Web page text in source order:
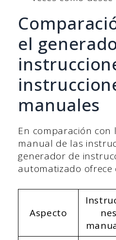
el
manuales
En comparación con
manual de las
generador de
automatizado ofrece
Aspecto
nes